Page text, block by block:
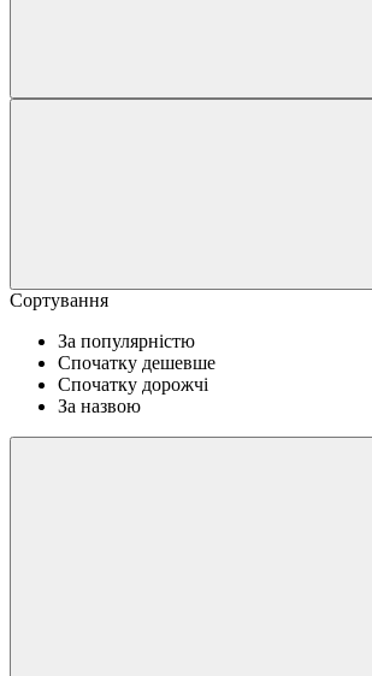
Сортування
За популярністю
Спочатку дешевше
Спочатку дорожчі
За назвою